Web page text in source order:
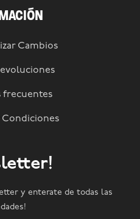
Cambios
frecuentes
Condiciones
y enterate de todas las